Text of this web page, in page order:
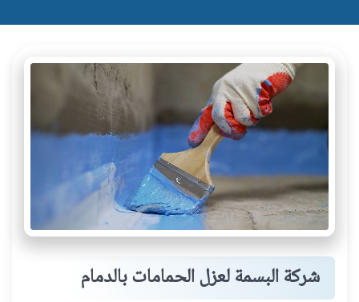
شركة البسمة لعزل الحمامات بالدمام